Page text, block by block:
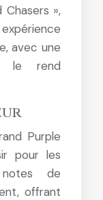
»,
avec une
le rend
Purple
pour les
de
offrant